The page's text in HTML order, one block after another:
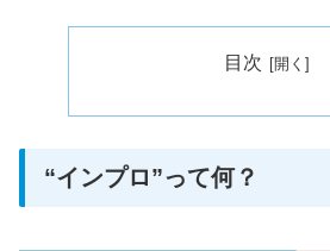
目次
“インプロ”って何？